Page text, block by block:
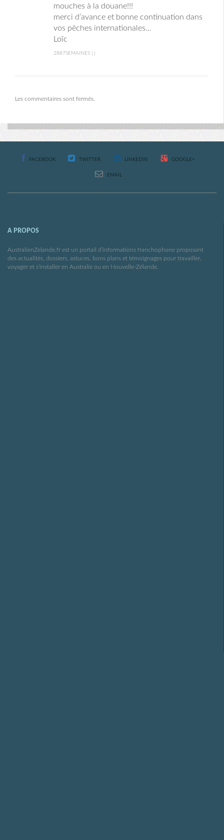
mouches à la douane!!!
merci d’avance et bonne continuation dans
vos pêches internationales…
Loïc
2887SEMAINES | |
Les commentaires sont fermés.
FACEBOOK TWITTER LINKEDIN GOOGLE+
EMAIL
A PROPOS
AustralienZelande.fr est un portail d’informations franchophone proposant
des actualités, dossiers, astuces, bons plans et témoignages pour travailler,
voyager et s'installer en Australie ou en Nouvelle-Zélande.